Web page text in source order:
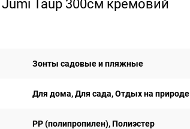
Taup 300см кремовий
Зонты садовые и пляжные
Для дома, Для сада, Отдых на природе
PP (полипропилен), Полиэстер